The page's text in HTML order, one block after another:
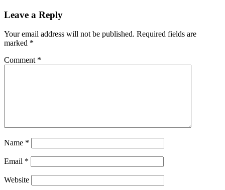
Leave a Reply
Your email address will not be published. Required fields are
marked *
Comment *
Name *
Email *
Website